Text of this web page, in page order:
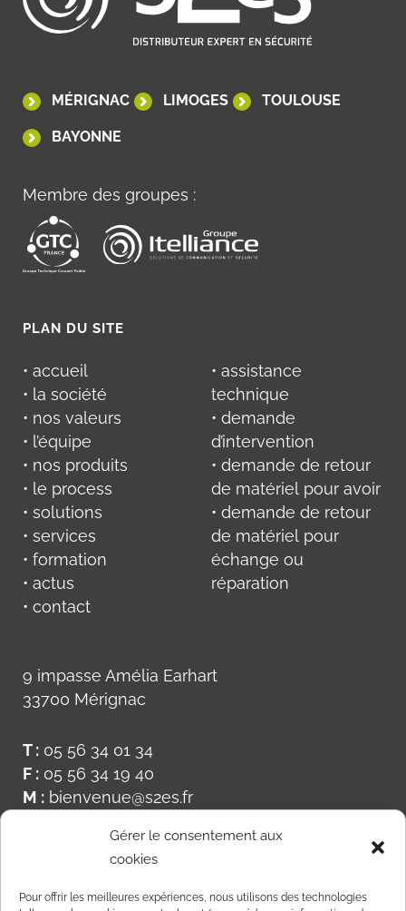
Gérer le consentement aux
cookies
Pour offrir les meilleures expériences, nous utilisons des technologies
MÉRIGNAC LIMOGES TOULOUSE
BAYONNE
Membre des groupes :
PLAN DU SITE
• accueil
• la société
• nos valeurs
• l’équipe
• nos produits
• le process
• solutions
• services
• formation
• actus
• contact
• assistance
technique
• demande
d’intervention
• demande de retour
de matériel pour avoir
• demande de retour
de matériel pour
échange ou
réparation
9 impasse Amélia Earhart
33700 Mérignac
T : 05 56 34 01 34
F : 05 56 34 19 40
M : bienvenue@s2es.fr